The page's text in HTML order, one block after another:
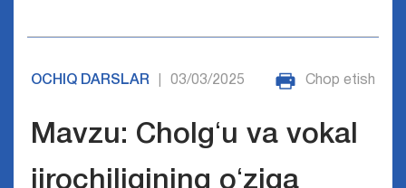
OCHIQ DARSLAR 03/03/2025 Chop etish
Mavzu: Cholgʻu va vokal
ijrochiligining oʻziga